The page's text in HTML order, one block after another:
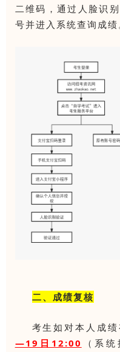
二维码，通过人脸识
号并进入系统查询成绩
二、成绩复核
考生如对本人成
—19日12:00
（系